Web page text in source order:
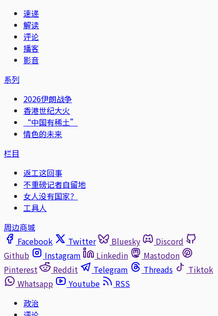
速递
解读
评论
播客
影音
系列
2026伊朗战争
香港世纪大火
“中国有稀土”
情色的未来
栏目
返工这回事
不重磅记者自留地
女人没有国家？
工具人
周边商城
Facebook
Twitter Bluesky
Discord
Github
Instagram Linkedin
Mastodon
Pinterest
Reddit Telegram Threads
Tiktok
Whatsapp
Youtube
RSS
政治